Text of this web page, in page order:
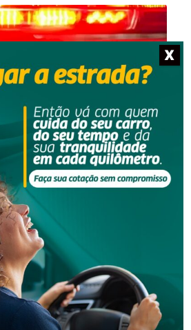
em Urussanga deixa vítima
mil
X